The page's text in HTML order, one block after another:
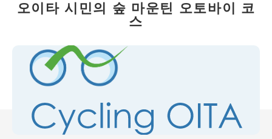
오이타 시민의 숲 마운틴 오토바이 코
스